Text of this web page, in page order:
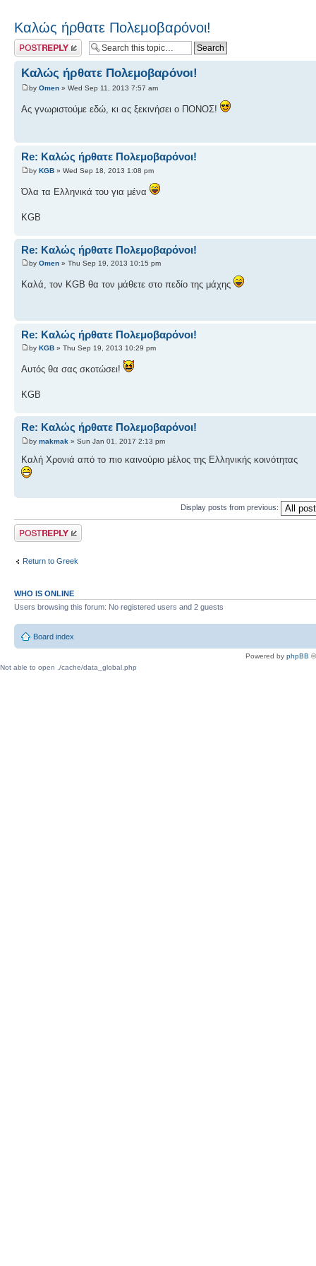
Καλώς ήρθατε Πολεμοβαρόνοι!
Post a reply
Καλώς ήρθατε Πολεμοβαρόνοι!
by Omen » Wed Sep 11, 2013 7:57 am
Ας γνωριστούμε εδώ, κι ας ξεκινήσει ο ΠΟΝΟΣ!
Re: Καλώς ήρθατε Πολεμοβαρόνοι!
by KGB » Wed Sep 18, 2013 1:08 pm
Όλα τα Ελληνικά του για μένα
KGB
Re: Καλώς ήρθατε Πολεμοβαρόνοι!
by Omen » Thu Sep 19, 2013 10:15 pm
Καλά, τον KGB θα τον μάθετε στο πεδίο της μάχης
Re: Καλώς ήρθατε Πολεμοβαρόνοι!
by KGB » Thu Sep 19, 2013 10:29 pm
Αυτός θα σας σκοτώσει!
KGB
Re: Καλώς ήρθατε Πολεμοβαρόνοι!
by makmak » Sun Jan 01, 2017 2:13 pm
Καλή Χρονιά από το πιο καινούριο μέλος της Ελληνικής κοινότητας
Display posts from previous:
Post a reply
Return to Greek
WHO IS ONLINE
Users browsing this forum: No registered users and 2 guests
Board index
Powered by phpBB
Not able to open ./cache/data_global.php